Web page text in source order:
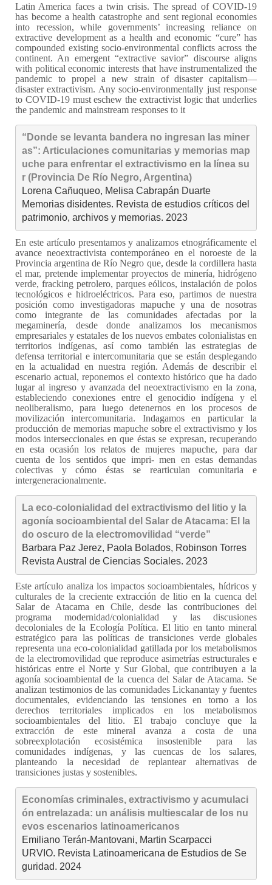
Latin America faces a twin crisis. The spread of COVID-19
has become a health catastrophe and sent regional economies
into recession, while governments’ increasing reliance on
extractive development as a health and economic “cure” has
compounded existing socio-environmental conflicts across the
continent. An emergent “extractive savior” discourse aligns
with political economic interests that have instrumentalized the
pandemic to propel a new strain of disaster capitalism—
disaster extractivism. Any socio-environmentally just response
to COVID-19 must eschew the extractivist logic that underlies
the pandemic and mainstream responses to it
“Donde se levanta bandera no ingresan las miner
as”: Articulaciones comunitarias y memorias map
uche para enfrentar el extractivismo en la línea su
r (Provincia De Río Negro, Argentina)
Lorena Cañuqueo, Melisa Cabrapán Duarte
Memorias disidentes. Revista de estudios críticos del
patrimonio, archivos y memorias. 2023
En este artículo presentamos y analizamos etnográficamente el
avance neoextractivista contemporáneo en el noroeste de la
Provincia argentina de Río Negro que, desde la cordillera hasta
el mar, pretende implementar proyectos de minería, hidrógeno
verde, fracking petrolero, parques eólicos, instalación de polos
tecnológicos e hidroeléctricos. Para eso, partimos de nuestra
posición como investigadoras mapuche y una de nosotras
como integrante de las comunidades afectadas por la
megaminería, desde donde analizamos los mecanismos
empresariales y estatales de los nuevos embates colonialistas en
territorios indígenas, así como también las estrategias de
defensa territorial e intercomunitaria que se están desplegando
en la actualidad en nuestra región. Además de describir el
escenario actual, reponemos el contexto histórico que ha dado
lugar al ingreso y avanzada del neoextractivismo en la zona,
estableciendo conexiones entre el genocidio indígena y el
neoliberalismo, para luego detenernos en los procesos de
movilización intercomunitaria. Indagamos en particular la
producción de memorias mapuche sobre el extractivismo y los
modos interseccionales en que éstas se expresan, recuperando
en esta ocasión los relatos de mujeres mapuche, para dar
cuenta de los sentidos que impri- men en estas demandas
colectivas y cómo éstas se rearticulan comunitaria e
intergeneracionalmente.
La eco-colonialidad del extractivismo del litio y la
agonía socioambiental del Salar de Atacama: El la
do oscuro de la electromovilidad “verde”
Barbara Paz Jerez, Paola Bolados, Robinson Torres
Revista Austral de Ciencias Sociales. 2023
Este artículo analiza los impactos socioambientales, hídricos y
culturales de la creciente extracción de litio en la cuenca del
Salar de Atacama en Chile, desde las contribuciones del
programa modernidad/colonialidad y las discusiones
decoloniales de la Ecología Política. El litio en tanto mineral
estratégico para las políticas de transiciones verde globales
representa una eco-colonialidad gatillada por los metabolismos
de la electromovilidad que reproduce asimetrías estructurales e
históricas entre el Norte y Sur Global, que contribuyen a la
agonía socioambiental de la cuenca del Salar de Atacama. Se
analizan testimonios de las comunidades Lickanantay y fuentes
documentales, evidenciando las tensiones en torno a los
derechos territoriales implicados en los metabolismos
socioambientales del litio. El trabajo concluye que la
extracción de este mineral avanza a costa de una
sobreexplotación ecosistémica insostenible para las
comunidades indígenas, y las cuencas de los salares,
planteando la necesidad de replantear alternativas de
transiciones justas y sostenibles.
Economías criminales, extractivismo y acumulaci
ón entrelazada: un análisis multiescalar de los nu
evos escenarios latinoamericanos
Emiliano Terán-Mantovani, Martin Scarpacci
URVIO. Revista Latinoamericana de Estudios de Se
guridad. 2024